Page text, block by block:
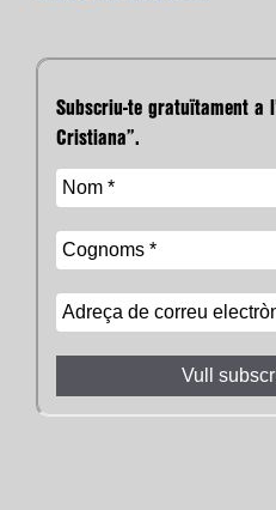
Subscriu-te gratuïtament a
Cristiana”.